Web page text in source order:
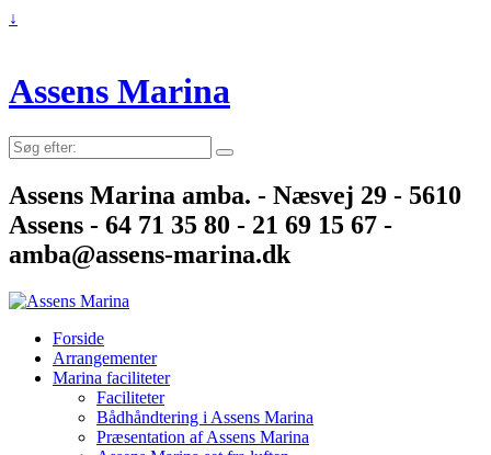
↓
Assens Marina
Søg
efter:
Assens Marina amba. - Næsvej 29 - 5610
Assens - 64 71 35 80 - 21 69 15 67 -
amba@assens-marina.dk
Forside
Arrangementer
Marina faciliteter
Faciliteter
Bådhåndtering i Assens Marina
Præsentation af Assens Marina